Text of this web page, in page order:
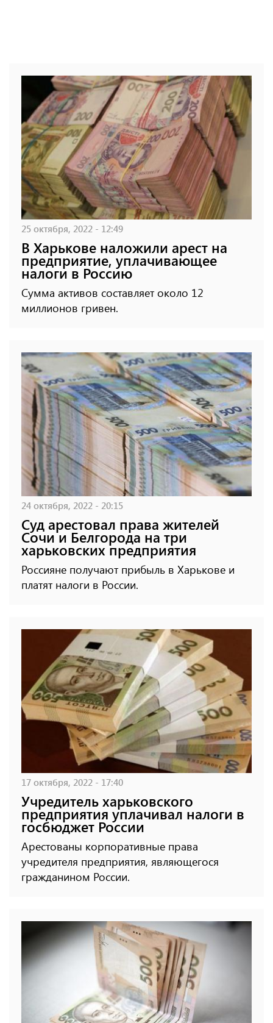
25 октября, 2022 - 12:49
В Харькове наложили арест на
предприятие, уплачивающее
налоги в Россию
Сумма активов составляет около 12
миллионов гривен.
24 октября, 2022 - 20:15
Суд арестовал права жителей
Сочи и Белгорода на три
харьковских предприятия
Россияне получают прибыль в Харькове и
платят налоги в России.
17 октября, 2022 - 17:40
Учредитель харьковского
предприятия уплачивал налоги в
госбюджет России
Арестованы корпоративные права
учредителя предприятия, являющегося
гражданином России.